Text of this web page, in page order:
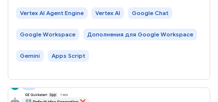
该示例使用 Gemini 和 Google 搜索基础知识来评判和修订事
Vertex AI Agent Engine Vertex AI Google Chat
Google Workspace Дополнения для Google Workspace
Gemini Apps Script